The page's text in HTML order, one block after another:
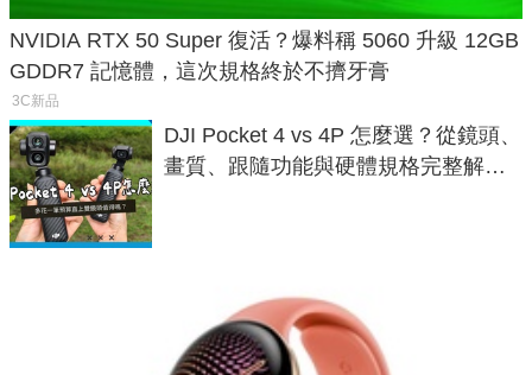
NVIDIA RTX 50 Super 復活？爆料稱 5060 升級 12GB
GDDR7 記憶體，這次規格終於不擠牙膏
3C新品
DJI Pocket 4 vs 4P 怎麼選？從鏡頭、
畫質、跟隨功能與硬體規格完整解